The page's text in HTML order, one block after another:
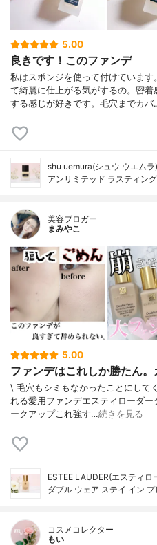
5.00
良きです！このファンデ
私はスポンジを使って付けています
て綺麗に仕上がる気がするの。密
する感じが好きです。毛穴までカバ
shu uemura(シュウ ウエムラ)
アンリミテッド ラスティン
美容ブロガー
まみやこ
5.00
ファンデはこれしか勝たん。
\ 毛穴もシミもなかったことにして
れる愛用ファンデ⁡エスティローダ
ークアップ⁡⁡これ強す…続きを見る
ESTEE LAUDER(エスティロ
ダブル ウェア ステイ イン
コスメコレクター
もい